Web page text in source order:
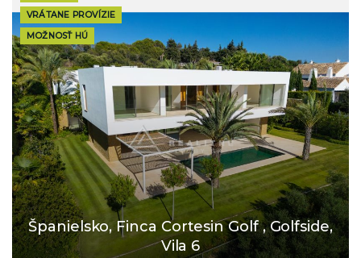
VRÁTANE PROVÍZIE
MOŽNOSŤ HÚ
Španielsko, Finca Cortesin Golf , Golfside,
Vila 6